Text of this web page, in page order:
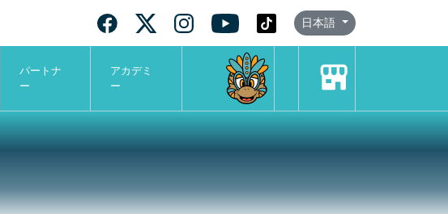
日本語
パートナ
ー
アカデミ
ー